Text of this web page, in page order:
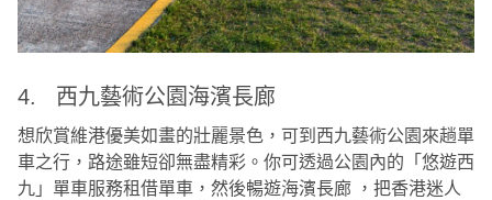
4. 西九藝術公園海濱長廊
想欣賞維港優美如畫的壯麗景色，可到西九藝術公園來趟單
車之行，路途雖短卻無盡精彩。你可透過公園內的「悠遊西
九」單車服務租借單車，然後暢遊海濱長廊 ，把香港迷人